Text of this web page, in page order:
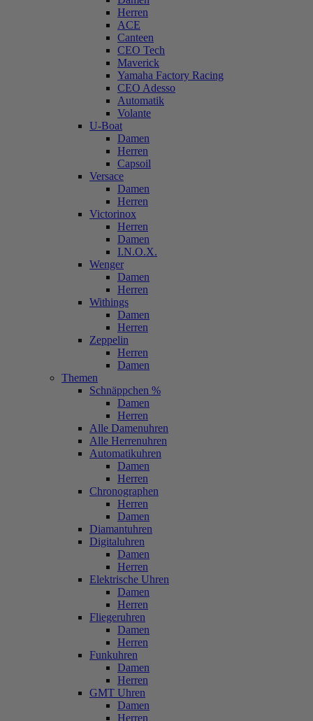
Herren
ACE
Canteen
CEO Tech
Maverick
Yamaha Factory Racing
CEO Adesso
Automatik
Volante
U-Boat
Damen
Herren
Capsoil
Versace
Damen
Herren
Victorinox
Herren
Damen
I.N.O.X.
Wenger
Damen
Herren
Withings
Damen
Herren
Zeppelin
Herren
Damen
Themen
Schnäppchen %
Damen
Herren
Alle Damenuhren
Alle Herrenuhren
Automatikuhren
Damen
Herren
Chronographen
Herren
Damen
Diamantuhren
Digitaluhren
Damen
Herren
Elektrische Uhren
Damen
Herren
Fliegeruhren
Damen
Herren
Funkuhren
Damen
Herren
GMT Uhren
Damen
Herren